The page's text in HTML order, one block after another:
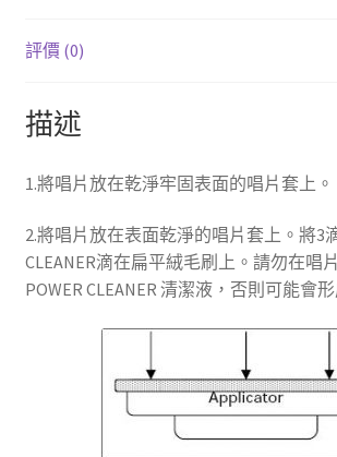
評價 (0)
描述
1.將唱片放在乾淨牢固表面的唱片套上。
2.將唱片放在表面乾淨的唱片套上。將3
CLEANER滴在扁平絨毛刷上。請勿在唱
POWER CLEANER 清潔液，否則可能會